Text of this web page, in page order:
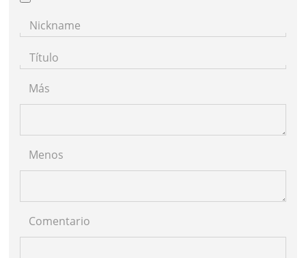
Nickname
Título
Más
Menos
Comentario